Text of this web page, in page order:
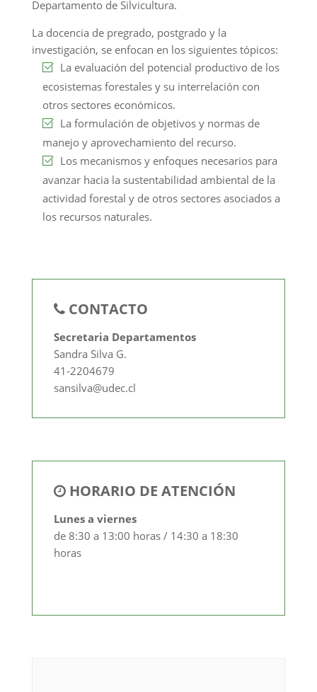
Departamento de Silvicultura.
La docencia de pregrado, postgrado y la
investigación, se enfocan en los siguientes tópicos:
La evaluación del potencial productivo de los
ecosistemas forestales y su interrelación con
otros sectores económicos.
La formulación de objetivos y normas de
manejo y aprovechamiento del recurso.
Los mecanismos y enfoques necesarios para
avanzar hacia la sustentabilidad ambiental de la
actividad forestal y de otros sectores asociados a
los recursos naturales.
CONTACTO
Secretaria Departamentos
Sandra Silva G.
41-2204679
sansilva@udec.cl
HORARIO DE ATENCIÓN
Lunes a viernes
de 8:30 a 13:00 horas / 14:30 a 18:30
horas